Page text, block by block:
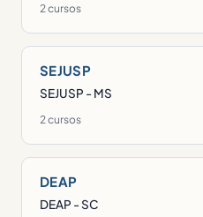
2 cursos
SEJUSP
SEJUSP - MS
2 cursos
DEAP
DEAP - SC